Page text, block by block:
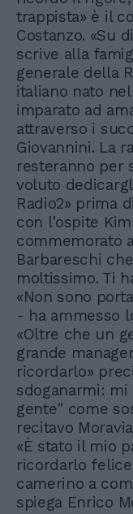
trappista» è il
Costanzo. «Su
scrive alla
generale della
italiano nato
imparato ad
attraverso i
Giovannini. La
resteranno per
voluto
Radio2» prima
con l'ospite
commemorato
Barbareschi
moltissimo. Ti
«Non sono
- ha ammesso
«Oltre che un
grande
ricordarlo»
sdoganarmi:
gente" come
recitavo
«È stato il mio
ricordarlo
camerino a
spiega Enrico